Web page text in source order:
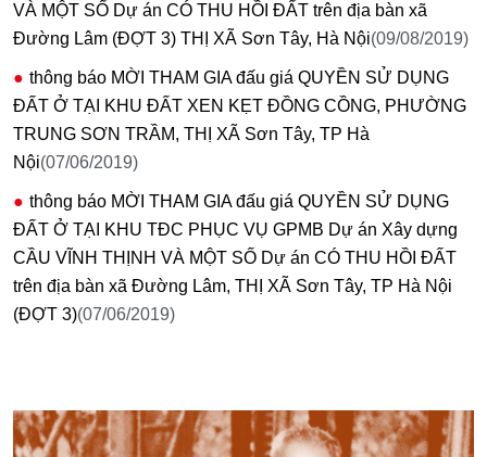
VÀ MỘT SỐ Dự án CÓ THU HỒI ĐẤT trên địa bàn xã
Đường Lâm (ĐỢT 3) THỊ XÃ Sơn Tây, Hà Nội(09/08/2019)
thông báo MỜI THAM GIA đấu giá QUYỀN SỬ DỤNG
ĐẤT Ở TẠI KHU ĐẤT XEN KẸT ĐỒNG CỒNG, PHƯỜNG
TRUNG SƠN TRẦM, THỊ XÃ Sơn Tây, TP Hà
Nội(07/06/2019)
thông báo MỜI THAM GIA đấu giá QUYỀN SỬ DỤNG
ĐẤT Ở TẠI KHU TĐC PHỤC VỤ GPMB Dự án Xây dựng
CẦU VĨNH THỊNH VÀ MỘT SỐ Dự án CÓ THU HỒI ĐẤT
trên địa bàn xã Đường Lâm, THỊ XÃ Sơn Tây, TP Hà Nội
(ĐỢT 3)(07/06/2019)